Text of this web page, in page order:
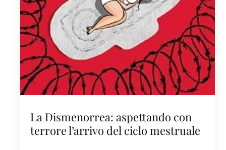
La Dismenorrea: aspettando con
terrore l’arrivo del ciclo mestruale